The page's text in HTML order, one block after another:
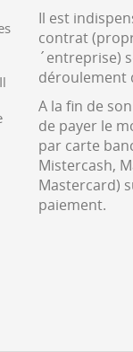
Il est
contrat
´entreprise)
déroulement
A la fin de
de payer le
par carte
Mistercash,
Mastercard)
paiement.